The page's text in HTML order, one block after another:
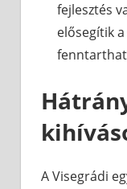
fejlesztés
elősegítik
A Visegrádi